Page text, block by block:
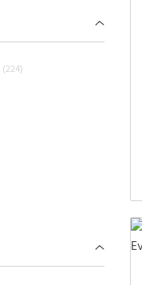
(224)